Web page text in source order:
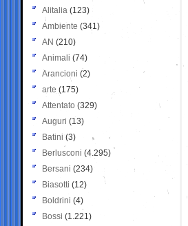
Alitalia (123)
Ambiente (341)
AN (210)
Animali (74)
Arancioni (2)
arte (175)
Attentato (329)
Auguri (13)
Batini (3)
Berlusconi (4.295)
Bersani (234)
Biasotti (12)
Boldrini (4)
Bossi (1.221)